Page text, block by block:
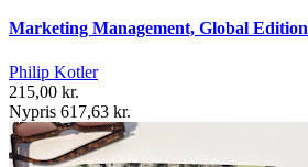
Marketing Management, Global Edition
Philip Kotler
215,00 kr.
Nypris 617,63 kr.